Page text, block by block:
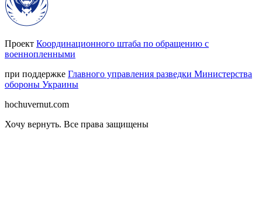
Проект Координационного штаба по обращению с
военнопленными
при поддержке Главного управления разведки Министерства
обороны Украины
hochuvernut.com
Хочу вернуть. Все права защищены